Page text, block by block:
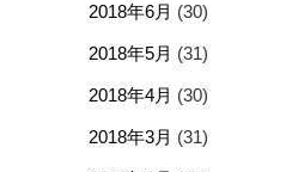
2018年6月 (30)
2018年5月 (31)
2018年4月 (30)
2018年3月 (31)